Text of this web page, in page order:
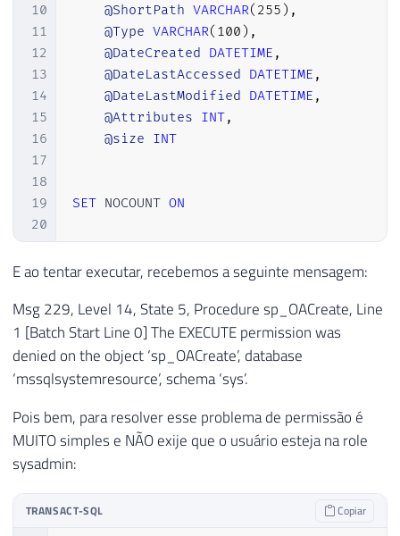
10
11
12
13
14
15
16
17
18
19
20
21
22
24
25
26
27
29
30
31
33
@ShortPath VARCHAR( 255 ) ,
@Type VARCHAR( 100 ) ,
@DateCreated DATETIME ,
@DateLastAccessed DATETIME ,
@DateLastModified DATETIME ,
@Attributes INT,
@size INT
SET NOCOUNT ON
SELECT
@hr = 0,
EXEC @hr = sp_OACreate
'Scripting.FileSystemObject'
@objFileSystem OUT
IF @hr = 0
SELECT
E ao tentar executar, recebemos a seguinte mensagem:
Msg 229, Level 14, State 5, Procedure sp_OACreate, Line
1 [Batch Start Line 0] The EXECUTE permission was
denied on the object ‘sp_OACreate’, database
‘mssqlsystemresource’, schema ‘sys’.
Pois bem, para resolver esse problema de permissão é
MUITO simples e NÃO exije que o usuário esteja na role
sysadmin:
TRANSACT-SQL Copiar